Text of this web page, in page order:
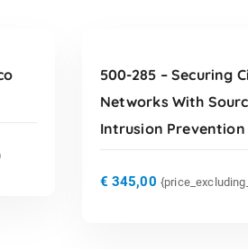
500-285 – Securing
Networks With
Intrusion Prevention
€ 345,00